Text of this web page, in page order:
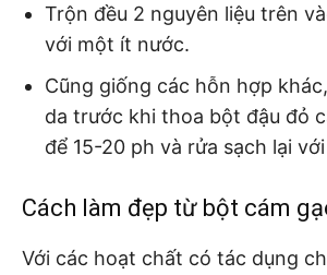
Trộn đều 2 nguyên liệu trên
với một ít nước.
Cũng giống các hỗn hợp
da trước khi thoa bột đậu đỏ
để 15-20 ph và rửa sạch lại
Cách làm đẹp từ bột cám
Với các hoạt chất có tác dụng